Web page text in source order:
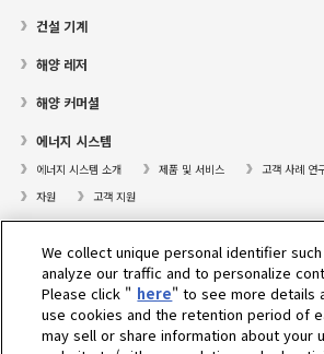
건설 기계
해양 레저
해양 커머셜
에너지 시스템
에너지 시스템 소개 제품 및 서비스 고객 사례 연
자원
고객 지원
대리점검색
고객센터
고객지원
We collect unique personal identifier
analyze our traffic and to personalize
Please click " here" to see more details
use cookies and the retention period of
may sell or share information about your